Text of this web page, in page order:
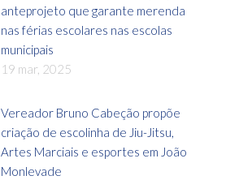
anteprojeto que garante merenda
nas férias escolares nas escolas
municipais
19 mar, 2025
Vereador Bruno Cabeção propõe
criação de escolinha de Jiu-Jitsu,
Artes Marciais e esportes em João
Monlevade